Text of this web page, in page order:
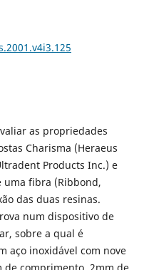
as propriedades
Charisma (Heraeus
Products Inc.) e
fibra (Ribbond,
das duas resinas.
num dispositivo de
sobre a qual é
aço inoxidável com nove